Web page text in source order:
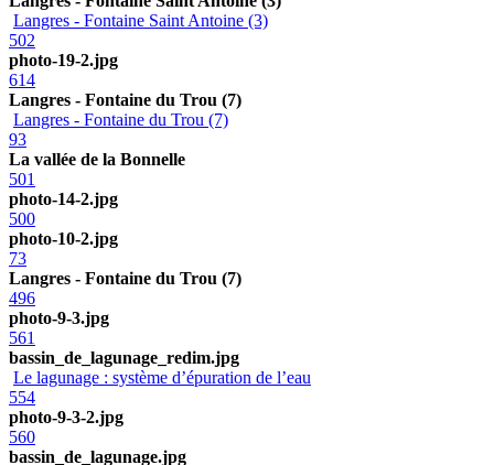
Langres - Fontaine Saint Antoine (3)
502
photo-19-2.jpg
614
Langres - Fontaine du Trou (7)
Langres - Fontaine du Trou (7)
93
La vallée de la Bonnelle
501
photo-14-2.jpg
500
photo-10-2.jpg
73
Langres - Fontaine du Trou (7)
496
photo-9-3.jpg
561
bassin_de_lagunage_redim.jpg
Le lagunage : système d’épuration de l’eau
554
photo-9-3-2.jpg
560
bassin_de_lagunage.jpg